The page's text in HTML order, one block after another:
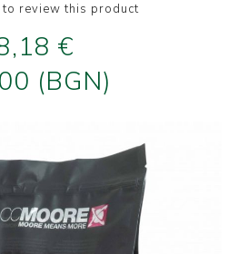
review this product
€
(BGN)